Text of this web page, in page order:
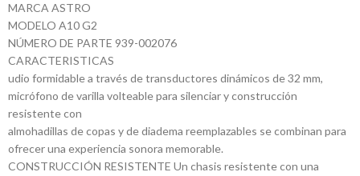
MARCA ASTRO
MODELO A10 G2
NÚMERO DE PARTE 939-002076
CARACTERISTICAS
udio formidable a través de transductores dinámicos de 32 mm,
micrófono de varilla volteable para silenciar y construcción
resistente con
almohadillas de copas y de diadema reemplazables se combinan para
ofrecer una experiencia sonora memorable.
CONSTRUCCIÓN RESISTENTE Un chasis resistente con una